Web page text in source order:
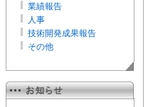
業績報告
人事
技術開発成果報告
その他